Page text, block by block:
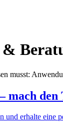
&
musst:
mach den
und erhalte eine